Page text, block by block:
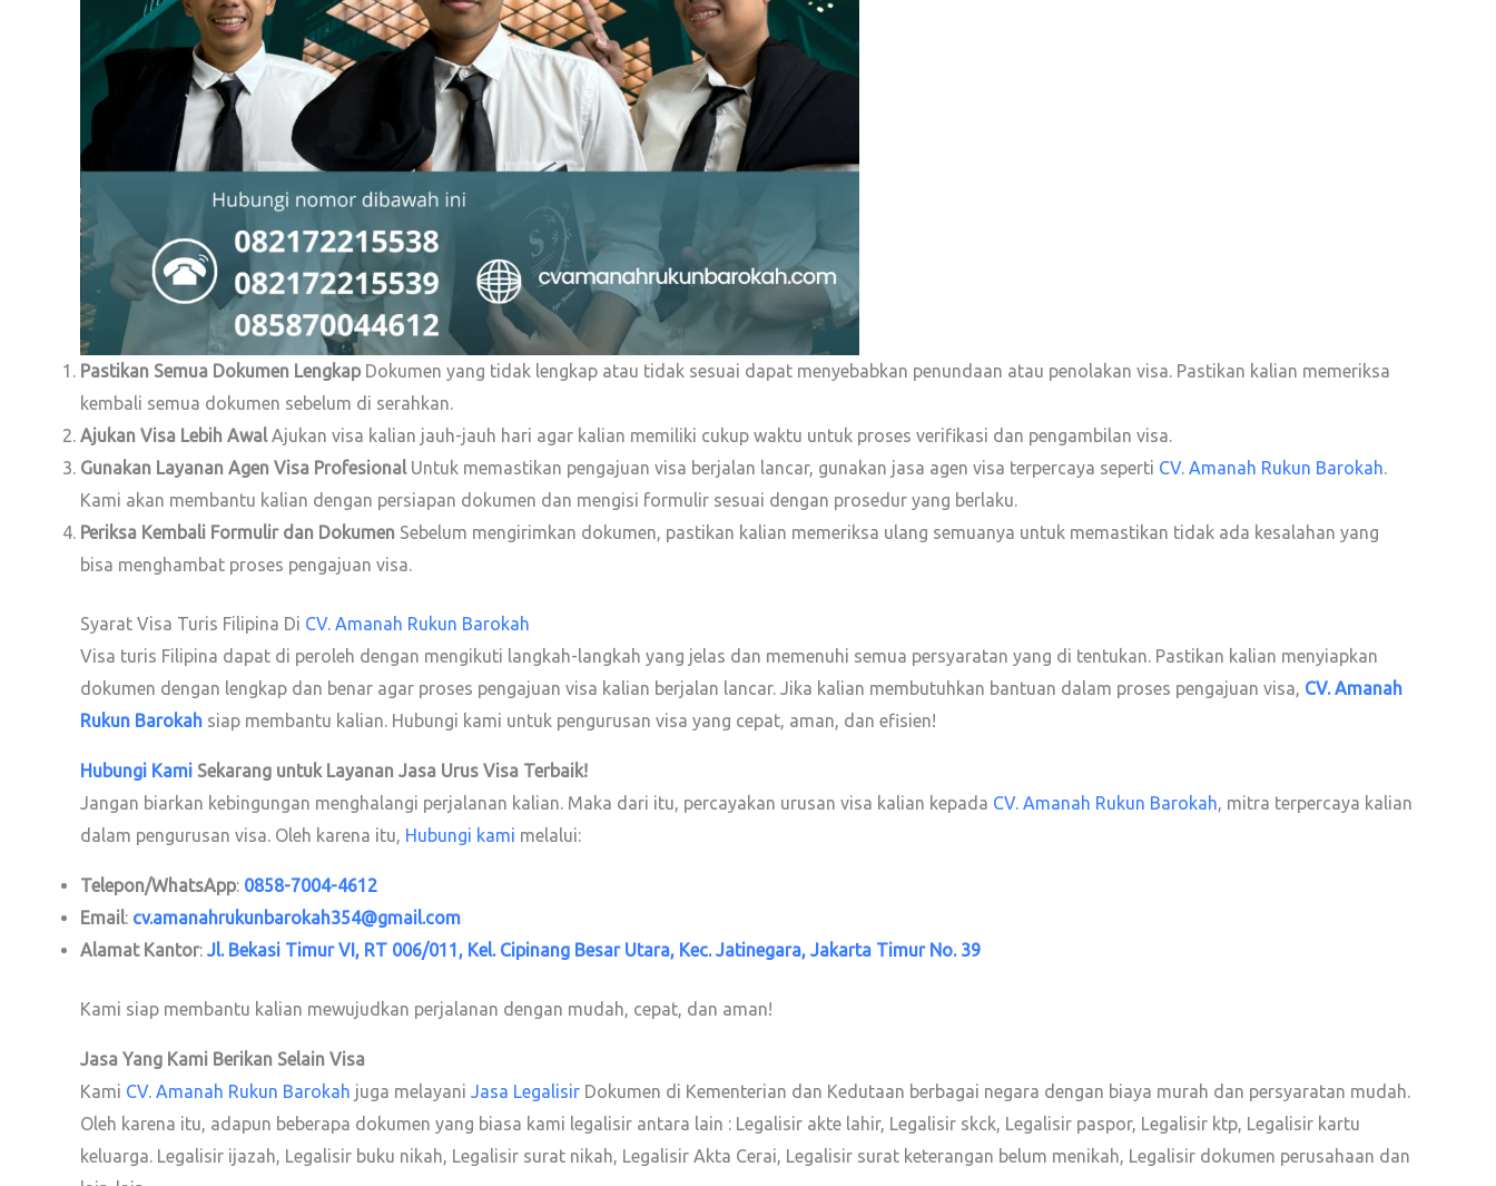
Pastikan Semua Dokumen Lengkap Dokumen yang tidak lengkap atau tidak sesuai dapat menyebabkan penundaan atau penolakan visa. Pastikan kalian memeriksa
kembali semua dokumen sebelum di serahkan.
Ajukan Visa Lebih AwalAjukan visa kalian jauh-jauh hari agar kalian memiliki cukup waktu untuk proses verifikasi dan pengambilan visa.
Gunakan Layanan Agen Visa ProfesionalUntuk memastikan pengajuan visa berjalan lancar, gunakan jasa agen visa terpercaya seperti CV. Amanah Rukun Barokah.
Kami akan membantu kalian dengan persiapan dokumen dan mengisi formulir sesuai dengan prosedur yang berlaku.
Periksa Kembali Formulir dan Dokumen Sebelum mengirimkan dokumen, pastikan kalian memeriksa ulang semuanya untuk memastikan tidak ada kesalahan yang
bisa menghambat proses pengajuan visa.
Syarat Visa Turis Filipina Di CV. Amanah Rukun Barokah
Visa turis Filipina dapat di peroleh dengan mengikuti langkah-langkah yang jelas dan memenuhi semua persyaratan yang di tentukan. Pastikan kalian menyiapkan
dokumen dengan lengkap dan benar agar proses pengajuan visa kalian berjalan lancar. Jika kalian membutuhkan bantuan dalam proses pengajuan visa, CV. Amanah
Rukun Barokah siap membantu kalian. Hubungi kami untuk pengurusan visa yang cepat, aman, dan efisien!
Hubungi Kami Sekarang untuk Layanan Jasa Urus Visa Terbaik!
Jangan biarkan kebingungan menghalangi perjalanan kalian. Maka dari itu, percayakan urusan visa kalian kepada CV. Amanah Rukun Barokah, mitra terpercaya kalian
dalam pengurusan visa. Oleh karena itu, Hubungi kami melalui:
Telepon/WhatsApp: 0858-7004-4612
Email: cv.amanahrukunbarokah354@gmail.com
Alamat Kantor: Jl. Bekasi Timur VI, RT 006/011, Kel. Cipinang Besar Utara, Kec. Jatinegara, Jakarta Timur No. 39
Kami siap membantu kalian mewujudkan perjalanan dengan mudah, cepat, dan aman!
Jasa Yang Kami Berikan Selain Visa
Kami CV. Amanah Rukun Barokah juga melayani Jasa Legalisir Dokumen di Kementerian dan Kedutaan berbagai negara dengan biaya murah dan persyaratan mudah.
Oleh karena itu, adapun beberapa dokumen yang biasa kami legalisir antara lain : Legalisir akte lahir, Legalisir skck, Legalisir paspor, Legalisir ktp, Legalisir kartu
keluarga. Legalisir ijazah, Legalisir buku nikah, Legalisir surat nikah, Legalisir Akta Cerai, Legalisir surat keterangan belum menikah, Legalisir dokumen perusahaan dan